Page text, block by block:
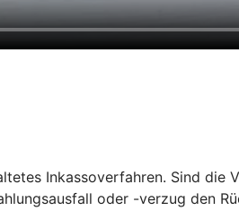
Inkassoverfahren. Sind die
oder -verzug den